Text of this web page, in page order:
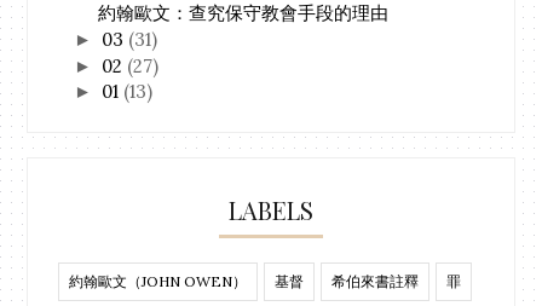
約翰歐文：查究保守教會手段的理由
► 03 (31)
► 02 (27)
► 01 (13)
LABELS
約翰歐文（JOHN OWEN） 基督 希伯來書註釋 罪